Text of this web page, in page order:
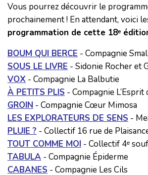
Vous pourrez découvrir le
prochainement ! En attendant, voici
programmation de cette 18ᵉ
BOUM QUI BERCE - Compagnie
SOUS LE LIVRE - Sidonie Rocher et
VOX - Compagnie La Balbutie
À PETITS PLIS - Compagnie
GROIN - Compagnie Cœur Mimosa
LES EXPLORATEURS DE SENS -
PLUIE ? - Collectif 16 rue de
TOUT COMME MOI - Collectif 4ᵉ
TABULA - Compagnie Épiderme
CABANES - Compagnie Les Cils